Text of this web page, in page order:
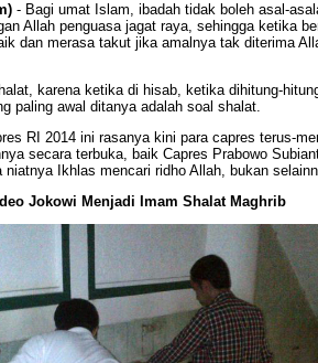
- Bagi umat Islam, ibadah tidak boleh asal-
Allah penguasa jagat raya, sehingga ketika
dan merasa takut jika amalnya tak diterima
karena ketika di hisab, ketika dihitung-
paling awal ditanya adalah soal shalat.
RI 2014 ini rasanya kini para capres terus-
secara terbuka, baik Capres Prabowo
Ikhlas mencari ridho Allah, bukan
Jokowi Menjadi Imam Shalat Maghrib